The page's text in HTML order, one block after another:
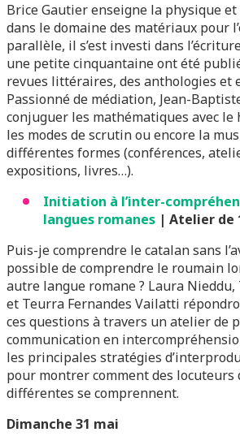
Brice Gautier enseigne la physique
dans le domaine des matériaux pour
parallèle, il s’est investi dans
une petite cinquantaine ont été
revues littéraires, des anthologies et
Passionné de médiation, Jean-
conjuguer les mathématiques avec le
les modes de scrutin ou encore la
différentes formes (conférences,
expositions, livres…).
Initiation à l’inter-
langues romanes | Atelier de
Puis-je comprendre le catalan sans
possible de comprendre le roumain
autre langue romane ? Laura Nieddu,
et Teurra Fernandes Vailatti
ces questions à travers un atelier de
communication en
les principales stratégies
pour montrer comment des locuteurs
différentes se comprennent.
Dimanche 31 mai